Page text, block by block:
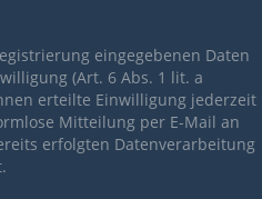
eingegebenen Daten
(Art. 6 Abs. 1 lit. a
erteilte Einwilligung jederzeit
Mitteilung per E-Mail an
erfolgten Datenverarbeitung